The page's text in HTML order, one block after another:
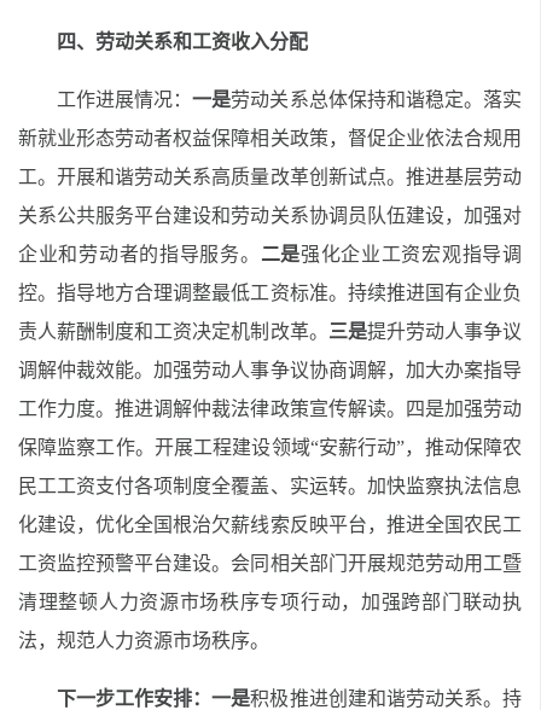
四、劳动关系和工资收入分配
工作进展情况：一是劳动关系总体保持和谐稳定。落实
新就业形态劳动者权益保障相关政策，督促企业依法合规用
工。开展和谐劳动关系高质量改革创新试点。推进基层劳动
关系公共服务平台建设和劳动关系协调员队伍建设，加强对
企业和劳动者的指导服务。 二是强化企业工资宏观指导调
控。指导地方合理调整最低工资标准。持续推进国有企业负
责人薪酬制度和工资决定机制改革。 三是提升劳动人事争议
调解仲裁效能。加强劳动人事争议协商调解，加大办案指导
工作力度。推进调解仲裁法律政策宣传解读。四是加强劳动
保障监察工作。开展工程建设领域“安薪行动”，推动保障农
民工工资支付各项制度全覆盖、实运转。加快监察执法信息
化建设，优化全国根治欠薪线索反映平台，推进全国农民工
工资监控预警平台建设。会同相关部门开展规范劳动用工暨
清理整顿人力资源市场秩序专项行动，加强跨部门联动执
法，规范人力资源市场秩序。
下一步工作安排：一是积极推进创建和谐劳动关系。持